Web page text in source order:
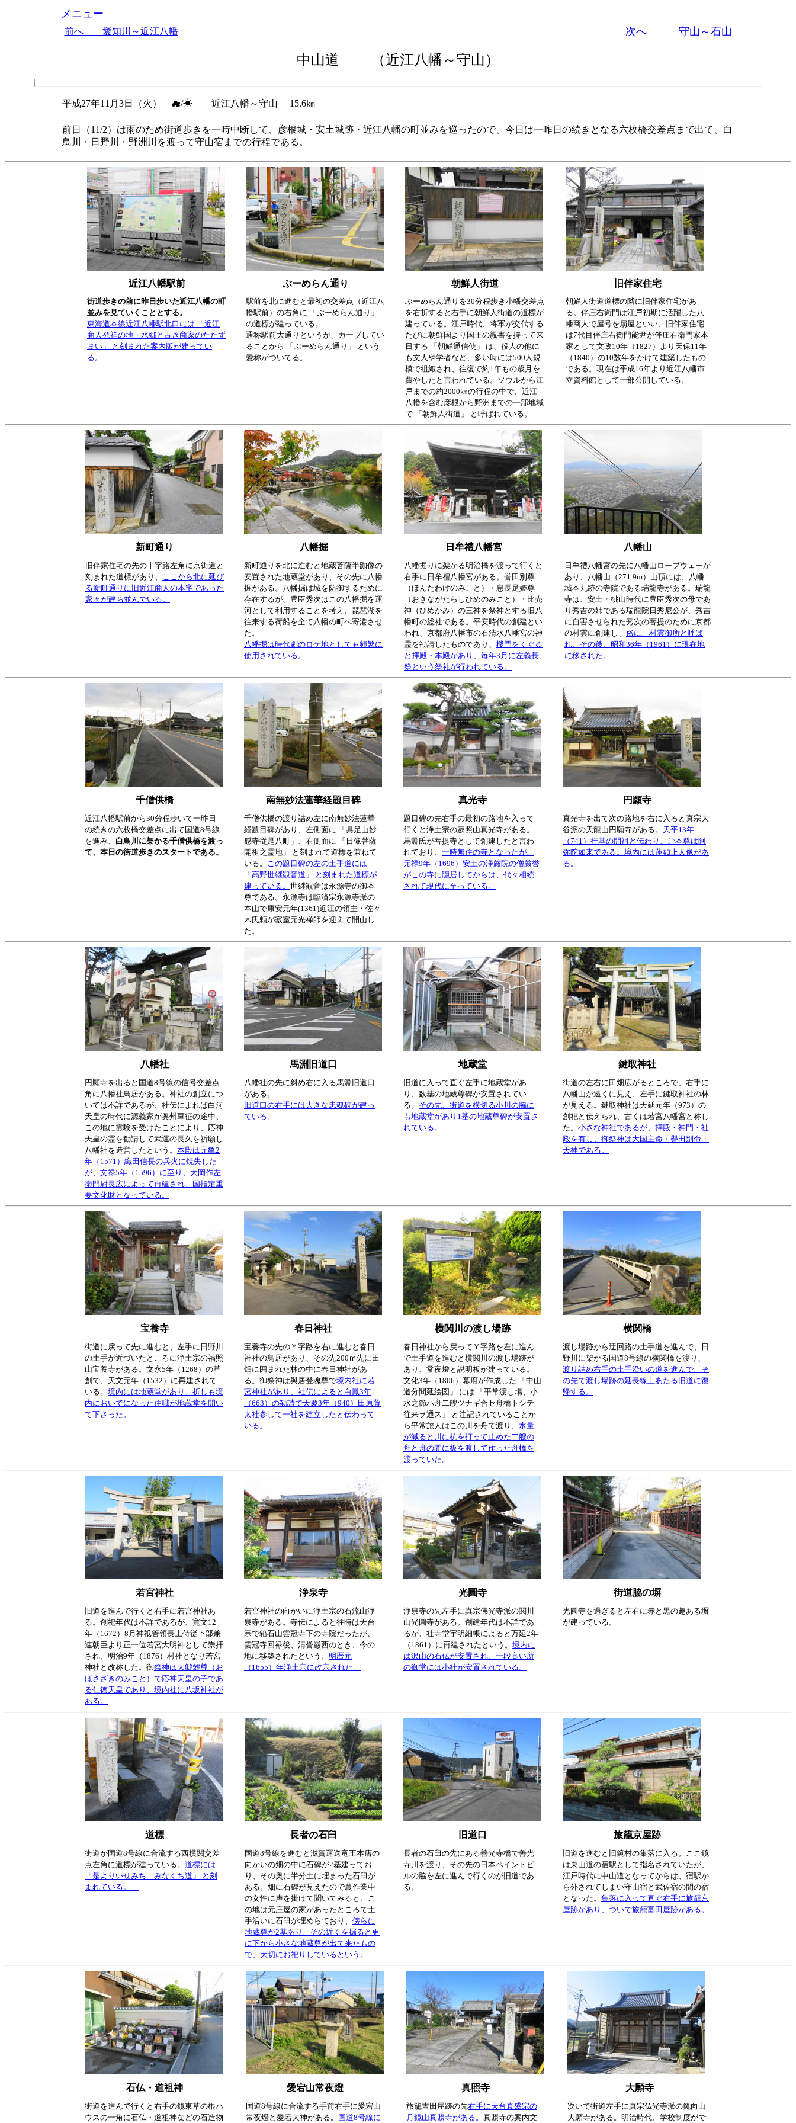
メニュー
前へ 愛知川～近江八幡 次へ 守山～石山
中山道 （近江八幡 ～守山）
平成27年11月3日（火） ☁/☀ 近江八幡～守山 15.6㎞
前日（11/2）は雨のため街道歩きを一時中断して、彦根城・安土城跡・近江八幡の町並みを巡ったので、今日は一昨日の続きとなる六枚橋交差点まで出て、白
鳥川・日野川・野洲川を渡って守山宿までの行程である。
近江八幡駅前 ぶーめらん通り 朝鮮人街道 旧伴家住宅
街道歩きの前に昨日歩いた近江八幡の町
並みを見ていくこととする。
東海道本線近江八幡駅北口には 「近江
商人発祥の地・水郷と古き商家のたたず
まい」 と刻まれた案内版が建ってい
る。
駅前を北に進むと最初の交差点（近江八
幡駅前）の右角に 「ぶーめらん通り」
の道標が建っている。
通称駅前大通りというが、カーブしてい
ることから 「ぶーめらん通り」 という
愛称がついてる。
ぶーめらん通りを30分程歩き小幡交差点
を右折すると右手に朝鮮人街道の道標が
建っている。江戸時代、将軍が交代する
たびに朝鮮国より国王の親書を持って来
日する 「朝鮮通信使」 は、役人の他に
も文人や学者など、多い時には500人規
模で組織され、往復で約1年もの歳月を
費やしたと言われている。ソウルから江
戸までの約2000㎞の行程の中で、近江
八幡を含む彦根から野洲までの一部地域
で 「朝鮮人街道」 と呼ばれている。
朝鮮人街道道標の隣に旧伴家住宅があ
る。 伴庄右衛門は江戸初期に活躍した八
幡商人で屋号を扇屋といい、旧伴家住宅
は7代目伴庄右衛門能尹が伴庄右衛門家本
家として文政10年（1827）より天保11年
（1840）の10数年をかけて建築したもの
である。現在は平成16年より近江八幡市
立資料館として一部公開している。
新町通り 八幡掘 日牟禮八幡宮 八幡山
旧伴家住宅の先の十字路左角に京街道と
刻まれた道標があり、 ここから北に延び
る新町通りに旧近江商人の本宅であった
家々が建ち並んでいる。
新町通りを北に進むと地蔵菩薩半跏像の
安置された地蔵堂があり、その先に八幡
掘がある。八幡掘は城を防御するために
存在するが、豊臣秀次はこの八幡掘を運
河として利用することを考え、琵琶湖を
往来する荷船を全て八幡の町へ寄港させ
た。
八幡掘は時代劇のロケ地としても頻繁に
使用されている。
八幡掘りに架かる明治橋を渡って行くと
右手に日牟禮八幡宮がある。誉田別尊
（ほんたわけのみこと）・息長足姫尊
（おきながたらしひめのみこと）・比売
神（ひめかみ）の三神を祭神とする旧八
幡町の総社である。平安時代の創建とい
われ、京都府八幡市の石清水八幡宮の神
霊を勧請したものであり、 楼門をくぐる
と拝殿・本殿があり、毎年3月に左義長
祭という祭礼が行われている。
日牟禮八幡宮の先に八幡山ロープウェーが
あり、八幡山（271.9m）山頂には、八幡
城本丸跡の寺院である瑞龍寺がある。瑞龍
寺は、安土・桃山時代に豊臣秀次の母であ
り秀吉の姉である瑞龍院日秀尼公が、秀吉
に自害させられた秀次の菩提のために京都
の村雲に創建し、 俗に、村雲御所と呼ば
れ、その後、昭和36年（1961）に現在地
に移された。
千僧供橋 南無妙法蓮華経題目碑 真光寺 円願寺
近江八幡駅前から30分程歩いて一昨日
の続きの六枚橋交差点に出て国道8号線
を進み、 白鳥川に架かる千僧供橋を渡っ
て、本日の街道歩きのスタートである。
千僧供橋の渡り詰め左に南無妙法蓮華
経題目碑があり、左側面に 「具足山妙
感寺従是八町」、右側面に 「日像菩薩
開祖之霊地」 と刻まれて道標を兼ねて
いる。 この題目碑の左の土手道には
「高野世継観音道」 と刻まれた道標が
建っている。 世継観音は永源寺の御本
尊である。永源寺は臨済宗永源寺派の
本山で康安元年(1361)近江の領主・佐々
木氏頼が寂室元光禅師を迎えて開山し
た。
題目碑の先右手の最初の路地を入って
行くと浄土宗の寂照山真光寺がある。
馬淵氏が菩提寺として創建したと言わ
れており、 一時無住の寺となったが、
元禄9年（1696）安土の浄厳院の僧厳誉
がこの寺に隠居してからは、代々相続
されて現代に至っている。
真光寺を出て次の路地を右に入ると真宗大
谷派の天龍山円願寺がある。 天平13年
（741）行基の開祖と伝わり、ご本尊は阿
弥陀如来である。境内には蓮如上人像があ
る。
八幡社 馬淵旧道口 地蔵堂 鍵取神社
円願寺を出ると国道8号線の信号交差点
角に八幡社鳥居がある。神社の創立につ
いては不詳であるが、社伝によれば白河
天皇の時代に源義家が奥州軍征の途中、
この地に霊験を受けたことにより、応神
天皇の霊を勧請して武運の長久を祈願し
八幡社を造営したという。 本殿は元亀2
年（1571）織田信長の兵火に焼失した
が、文禄5年（1596）に至り、大岡作左
衛門尉長広によって再建され、国指定重
要文化財となっている。
八幡社の先に斜め右に入る馬淵旧道口
がある。
旧道口の右手には大きな忠魂碑が建っ
ている。
旧道に入って直ぐ左手に地蔵堂があ
り、数基の地蔵尊碑が安置されてい
る。 その先、街道を横切る小川の脇に
も地蔵堂があり1基の地蔵尊碑が安置さ
れている。
街道の左右に田畑広がるところで、右手に
八幡山が遠くに見え、左手に鍵取神社の林
が見える。鍵取神社は天延元年（973）の
創祀と伝えられ、古くは若宮八幡宮と称し
た。 小さな神社であるが、拝殿・神門・社
殿を有し、御祭神は大国主命・譽田別命・
天神である。
宝養寺 春日神社 横関川の渡し場跡 横関橋
街道に戻って先に進むと、左手に日野川
の土手が近づいたところに浄土宗の福照
山宝養寺がある。文永5年（1268）の草
創で、天文元年（1532）に再建されて
いる。 境内には地蔵堂があり、折しも境
内においでになった住職が地蔵堂を開い
て下さった。
宝養寺の先のＹ字路を右に進むと春日
神社の鳥居があり、その先200ｍ先に田
畑に囲まれた林の中に春日神社があ
る。御祭神は與居登魂尊で境内社に若
宮神社があり、社伝によると白鳳3年
（663）の勧請で天慶3年（940）田原藤
太社参して一社を建立したと伝わって
いる。
春日神社から戻ってＹ字路を左に進ん
で土手道を進むと横関川の渡し場跡が
あり、常夜燈と説明板が建っている。
文化3年（1806）幕府が作成した 「中山
道分間延絵図」 には 「平常渡し場、小
水之節ハ舟二艘ツナギ合セ舟橋トシテ
往来ヲ通ス」 と注記されていることか
ら平常旅人はこの川を舟で渡り、 水量
が減ると川に杭を打って止めた二艘の
舟と舟の間に板を渡して作った舟橋を
渡っていた。
渡し場跡から迂回路の土手道を進んで、日
野川に架かる国道8号線の横関橋を渡り、
渡り詰め右手の土手沿いの道を進んで、そ
の先で渡し場跡の延長線上あたる旧道に復
帰する。
若宮神社 浄泉寺 光圓寺 街道脇の塀
旧道を進んで行くと右手に若宮神社あ
る。創祀年代は不詳であるが、寛文12
年（1672）8月神祗管領長上侍従卜部兼
連朝臣より正一位若宮大明神として崇拝
され、明治9年（1876）村社となり若宮
神社と改称した。御祭神は大鷦鷯尊（お
ほさざきのみこと）で応神天皇の子であ
る仁徳天皇であり、境内社に八坂神社が
ある。
若宮神社の向かいに浄土宗の石流山浄
泉寺がある。寺伝によると往時は天台
宗で箱石山雲冠寺下の寺院だったが、
雲冠寺回禄後、清誉巌西のとき、今の
地に移築されたという。 明暦元
（1655）年浄土宗に改宗された。
浄泉寺の先左手に真宗佛光寺派の関川
山光圓寺がある。創建年代は不詳であ
るが、社寺堂宇明細帳によると万延2年
（1861）に再建されたという。 境内に
は沢山の石仏が安置され、一段高い所
の御堂には小社が安置されている。
光圓寺を過ぎると左右に赤と黒の趣ある塀
が建っている。
道標 長者の石臼 旧道口 旅籠京屋跡
街道が国道8号線に合流する西横関交差
点左角に道標が建っている。 道標には
「是よりいせみち みなくち道」 と刻
まれている。
国道8号線を進むと滋賀運送竜王本店の
向かいの畑の中に石碑が2基建ってお
り、その奥に半分土に埋まった石臼が
ある。畑に石碑が見えたので農作業中
の女性に声を掛けて聞いてみると、こ
の地は元庄屋の家があったところで土
手沿いに石臼が埋めらており、 傍らに
地蔵尊が2基あり、その近くを掘ると更
に下から小さな地蔵尊が出て来たもの
で、大切にお祀りしているという。
長者の石臼の先にある善光寺橋で善光
寺川を渡り、その先の日本ペイントビ
ルの脇を左に進んで行くのが旧道であ
る。
旧道を進むと旧鏡村の集落に入る。ここ鏡
は東山道の宿駅として指名されていたが、
江戸時代に中山道となってからは、宿駅か
ら外されてしまい守山宿と武佐宿の間の宿
となった。 集落に入って直ぐ右手に旅籠京
屋跡があり、ついで旅籠富田屋跡がある。
石仏・道祖神 愛宕山常夜燈 真照寺 大願寺
街道を進んで行くと右手の鏡東草の根ハ
ウスの一角に石仏・道祖神などの石造物
国道8号線に合流する手前右手に愛宕山
常夜燈と愛宕大神がある。
国道8号線に
旅籠吉田屋跡の先右手に天台真盛宗の
月鏡山真照寺がある。 真照寺の案内文
次いで街道左手に真宗仏光寺派の鏡向山
大願寺がある。明治時代、学校制度がで